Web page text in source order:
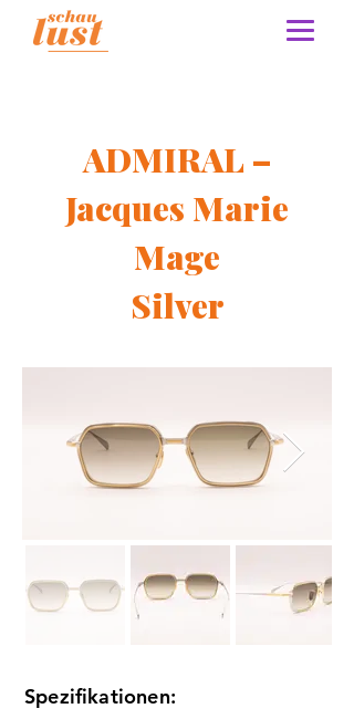
ADMIRAL –
Jacques Marie
Mage
Silver
Spezifikationen: